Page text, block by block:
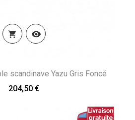
 
scandinave Yazu Gris Foncé
204,50 €